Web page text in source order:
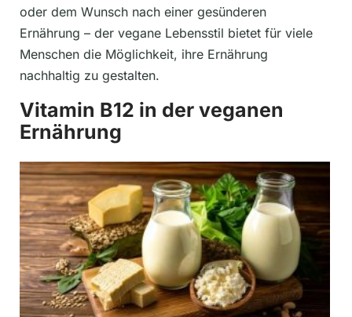
oder dem Wunsch nach einer gesünderen
Ernährung – der vegane Lebensstil bietet für viele
Menschen die Möglichkeit, ihre Ernährung
nachhaltig zu gestalten.
Vitamin B12 in der veganen
Ernährung